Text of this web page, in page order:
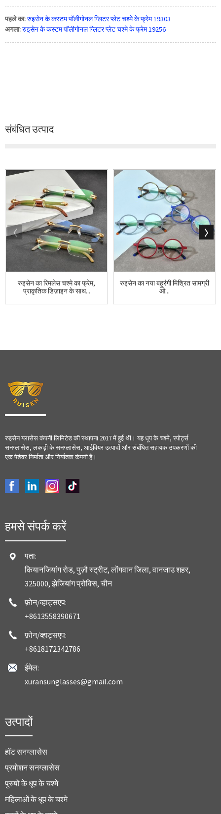
पहले का:रुइसेन के कस्टम पॉलीगोनल ग्लिटर प्लेट चश्मे के फ्रेम 19303
अगला:रुइसेन के कस्टम पॉलीगोनल ग्लिटर प्लेट चश्मे के फ्रेम 19256
संबंधित उत्पाद
रुइसेन का रिमलेस चश्मे का फ्रेम,
प्राकृतिक डिज़ाइन के साथ...
रुइसेन का नया बहुरंगी मिश्रित सामग्री
ओ...
रुइसेन ग्लासेस कंपनी लिमिटेड की स्थापना 2017 में हुई थी। यह धूप के चश्मे, स्पोर्ट्स
सनग्लासेस, लकड़ी के सनग्लासेस, आईवियर उत्पादों और संबंधित सहायक उपकरणों की
एक पेशेवर निर्माता और निर्यातक कंपनी है।
हमसे संपर्क करें
पता:
कियानजियांग रोड, पुज़ौ स्ट्रीट, लोंगवान जिला, वानजाउ शहर,
325000, झेजियांग प्रोविस, चीन
फ़ोन/व्हाट्सएप:
+8613558390671
फ़ोन/व्हाट्सएप:
+8618172342786
ईमेल:
xuransunglasses@gmail.com
उत्पादों
हॉट सनग्लासेस
प्रमोशन सनग्लासेस
पुरुषों के धूप के चश्मे
महिलाओं के धूप के चश्मे